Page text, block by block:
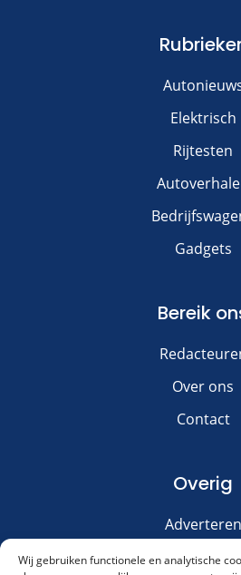
Wij gebruiken functionele en analytische
Elektrisch
Rijtesten
Gadgets
Bereik
Over ons
Contact
Overig
Adverteren
Disclaimer